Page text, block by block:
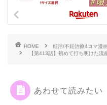
HOME
妊活/不妊治療4コマ漫
【第413話】初めて打ち明けた
あわせて読みたい